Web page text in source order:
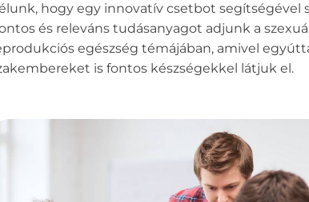
hogy egy innovatív csetbot segítségével
és releváns tudásanyagot adjunk a
egészség témájában, amivel
is fontos készségekkel látjuk el.